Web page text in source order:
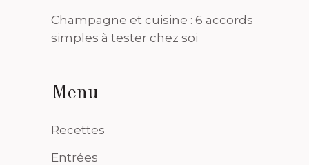
Champagne et cuisine : 6 accords
simples à tester chez soi
Menu
Recettes
Entrées